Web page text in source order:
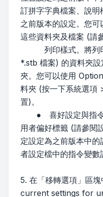
訂拼字字典檔案、說
之前版本的設定。您
這些資料夾及檔案 (請
列印樣式。將列印
*.stb 檔案) 的資料夾
夾。您可以使用
料夾 (按一下系統選項
置)。
● 喜好設定與指令
用者偏好標籤 (請參閱
定設定為之前版本中
者設定檔中的指令變數
5. 在「移轉選項」區
current settings for